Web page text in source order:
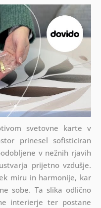
svetovne karte v
prinesel sofisticiran
v nežnih rjavih
prijetno vzdušje.
miru in harmonije, kar
sobe. Ta slika odlično
interierje ter postane